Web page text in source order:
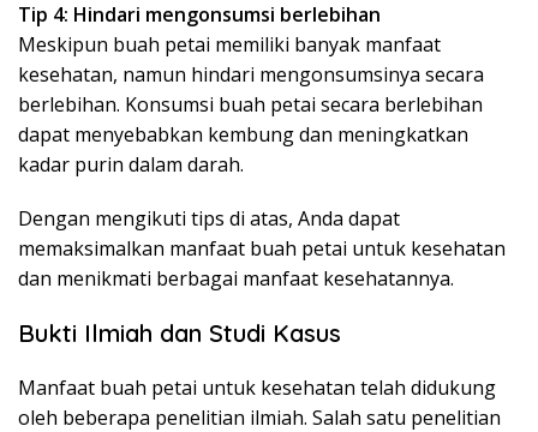
Tip 4: Hindari mengonsumsi berlebihan
Meskipun buah petai memiliki banyak manfaat
kesehatan, namun hindari mengonsumsinya secara
berlebihan. Konsumsi buah petai secara berlebihan
dapat menyebabkan kembung dan meningkatkan
kadar purin dalam darah.
Dengan mengikuti tips di atas, Anda dapat
memaksimalkan manfaat buah petai untuk kesehatan
dan menikmati berbagai manfaat kesehatannya.
Bukti Ilmiah dan Studi Kasus
Manfaat buah petai untuk kesehatan telah didukung
oleh beberapa penelitian ilmiah. Salah satu penelitian